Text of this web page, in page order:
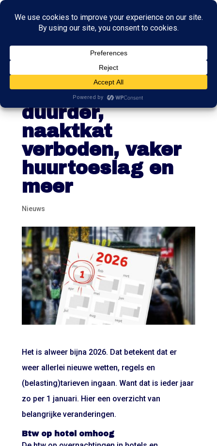
Dit verandert 1
januari: hotel
duurder,
naaktkat
verboden, vaker
huurtoeslag en
meer
Nieuws
Het is alweer bijna 2026. Dat betekent dat er
weer allerlei nieuwe wetten, regels en
(belasting)tarieven ingaan. Want dat is ieder jaar
zo per 1 januari. Hier een overzicht van
belangrijke veranderingen.
Btw op hotel omhoog